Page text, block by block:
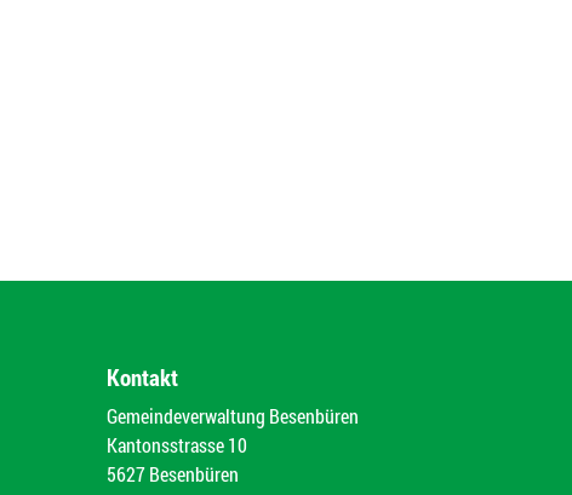
Kontakt
Gemeindeverwaltung Besenbüren
Kantonsstrasse 10
5627 Besenbüren